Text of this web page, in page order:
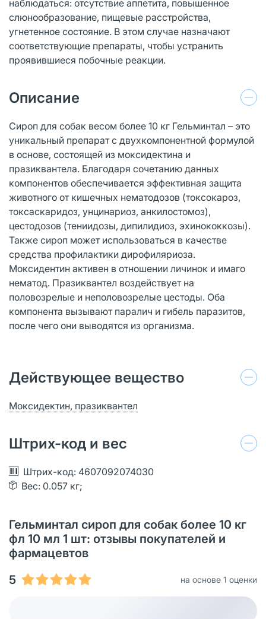
наблюдаться: отсутствие аппетита, повышенное
слюнообразование, пищевые расстройства,
угнетенное состояние. В этом случае назначают
соответствующие препараты, чтобы устранить
проявившиеся побочные реакции.
Описание
Сироп для собак весом более 10 кг Гельминтал – это
уникальный препарат с двухкомпонентной формулой
в основе, состоящей из моксидектина и
празиквантела. Благодаря сочетанию данных
компонентов обеспечивается эффективная защита
животного от кишечных нематодозов (токсокароз,
токсаскаридоз, унцинариоз, анкилостомоз),
цестодозов (тениидозы, дипилидиоз, эхинококкозы).
Также сироп может использоваться в качестве
средства профилактики дирофиляриоза.
Моксидентин активен в отношении личинок и имаго
нематод. Празиквантел воздействует на
половозрелые и неполовозрелые цестоды. Оба
компонента вызывают паралич и гибель паразитов,
после чего они выводятся из организма.
Действующее вещество
Моксидектин, празиквантел
Штрих-код и вес
Штрих-код: 4607092074030
Вес: 0.057 кг;
Гельминтал сироп для собак более 10 кг
фл 10 мл 1 шт: отзывы покупателей и
фармацевтов
5
на основе 1 оценки